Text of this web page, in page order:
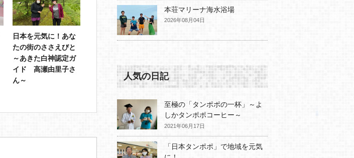
日本を元気に！あな
たの街のささえびと
～あきた白神認定ガ
イド 高瀬由里子さ
ん～
本荘マリーナ海水浴場
2026年08月04日
人気の日記
至極の「タンポポの一杯」～よ
しかタンポポコーヒー～
2021年06月17日
「日本タンポポ」で地域を元気